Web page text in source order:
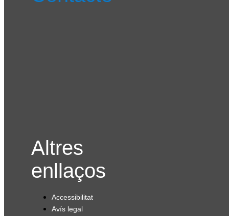
Altres
enllaços
Accessibilitat
Avís legal